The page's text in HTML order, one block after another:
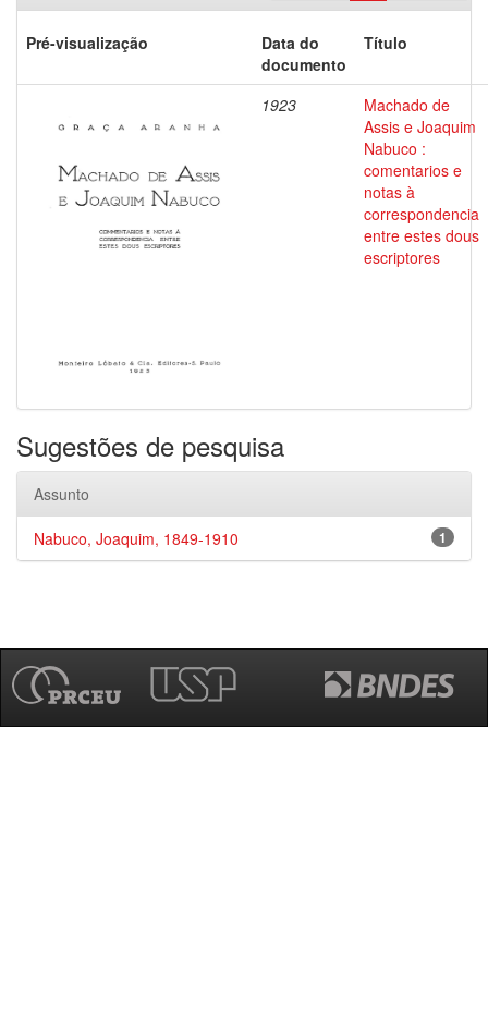
Pré-visualização
Data do
documento
Título
1923
Machado de
Assis e Joaquim
Nabuco :
comentarios e
notas à
correspondencia
entre estes dous
escriptores
Sugestões de pesquisa
Assunto
1
Nabuco, Joaquim, 1849-1910